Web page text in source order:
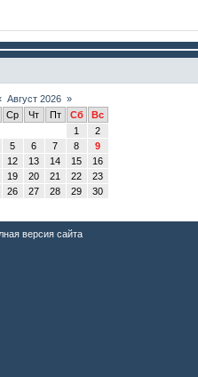
Август 2026 »
Ср Чт Пт Сб
Вс
1
2
5 6 7 8
9
12 13 14 15
16
19 20 21 22
23
26 27 28 29
30
версия сайта